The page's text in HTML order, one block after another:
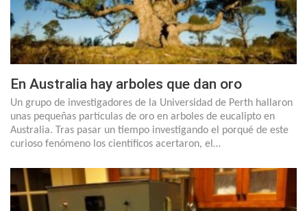
En Australia hay arboles que dan oro
Un grupo de investigadores de la Universidad de Perth hallaron
unas pequeñas partículas de oro en arboles de eucalipto en
Australia. Tras pasar un tiempo investigando el porqué de este
curioso fenómeno los científicos acertaron, el…